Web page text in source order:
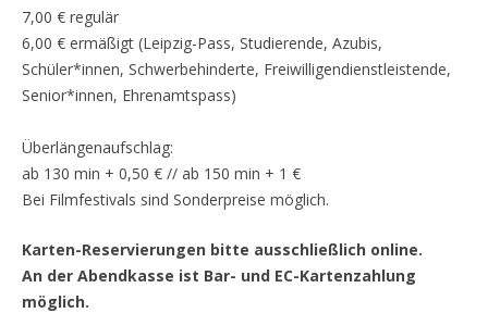
7,00 € regulär
6,00 € ermäßigt (Leipzig-Pass, Studierende, Azubis,
Schüler*innen, Schwerbehinderte, Freiwilligendienstleistende,
Senior*innen, Ehrenamtspass)
Überlängenaufschlag:
ab 130 min + 0,50 € // ab 150 min + 1 €
Bei Filmfestivals sind Sonderpreise möglich.
Karten-Reservierungen bitte ausschließlich online.
An der Abendkasse ist Bar- und EC-Kartenzahlung
möglich.